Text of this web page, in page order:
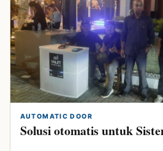
AUTOMATIC DOOR
Solusi otomatis untuk